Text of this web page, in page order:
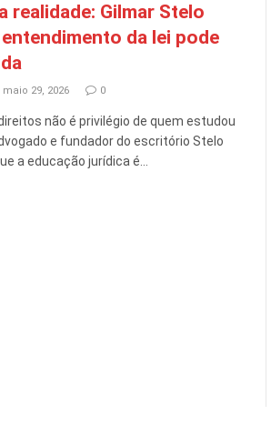
realidade: Gilmar Stelo
da lei pode
maio 29, 2026 0
não é privilégio de quem estudou
e fundador do escritório Stelo
a educação jurídica é…